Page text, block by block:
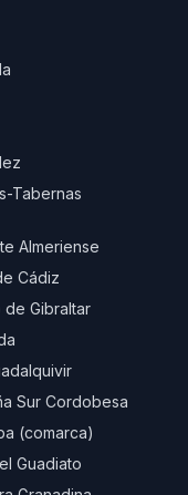
Tabernas
Almeriense
Cádiz
de Gibraltar
Sur Cordobesa
(comarca)
Guadiato